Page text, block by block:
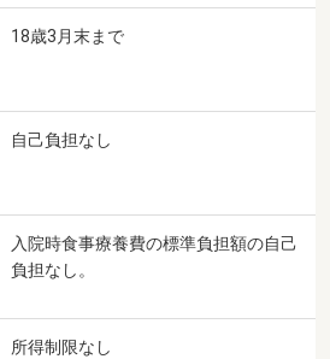
18歳3月末まで
自己負担なし
入院時食事療養費の標準負担額の自己
負担なし。
所得制限なし